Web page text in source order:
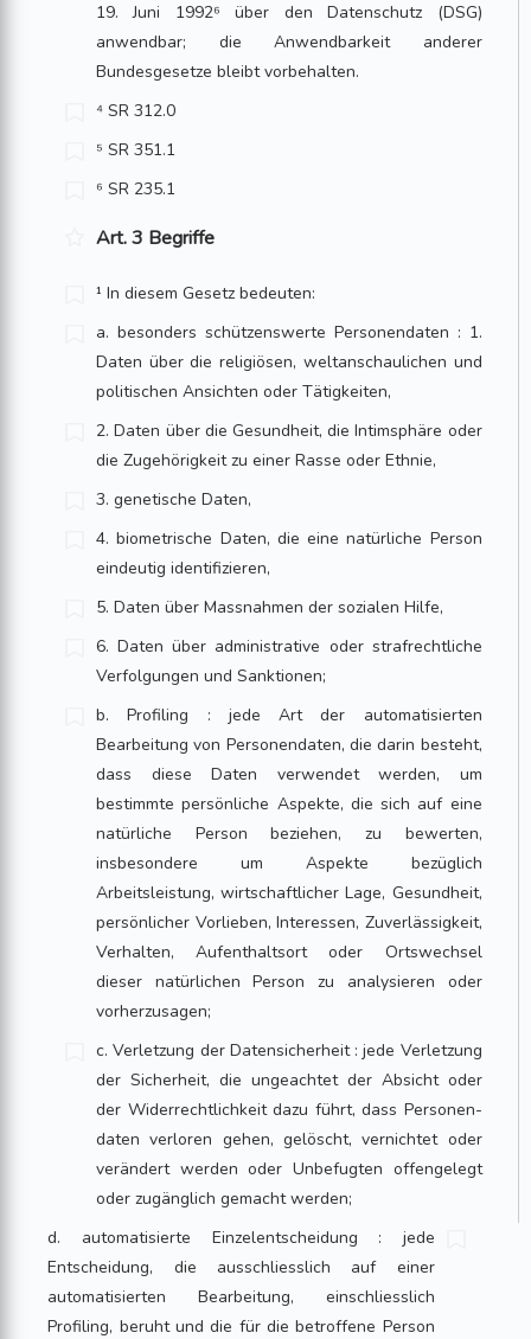
19. Juni 1992⁶ über den Datenschutz (DSG)
anwendbar; die Anwendbarkeit anderer
Bundesgesetze bleibt vorbehalten.
⁴ SR 312.0
⁵ SR 351.1
⁶ SR 235.1
Art. 3 Begriffe
¹ In diesem Gesetz bedeuten:
a. besonders schützenswerte Personendaten : 1.
Daten über die religiösen, weltanschau­lichen und
politischen Ansichten oder Tätigkeiten,
2. Daten über die Gesundheit, die Intimsphäre oder
die Zugehörigkeit zu einer Rasse oder Ethnie,
3. genetische Daten,
4. biometrische Daten, die eine natürliche Person
eindeutig identifizieren,
5. Daten über Massnahmen der sozialen Hilfe,
6. Daten über administrative oder straf­rechtliche
Verfolgungen und Sanktionen;
b. Profiling : jede Art der automatisier­ten
Bearbeitung von Personendaten, die darin besteht,
dass diese Daten verwendet werden, um
bestimmte per­sönliche Aspekte, die sich auf eine
na­türliche Person beziehen, zu bewerten,
insbesondere um Aspekte bezüglich
Arbeitsleistung, wirtschaftlicher Lage, Gesundheit,
persönlicher Vorlieben, Interessen, Zuverlässigkeit,
Verhalten, Aufenthaltsort oder Ortswechsel
dieser natürlichen Person zu analysieren oder
vorherzusagen;
c. Verletzung der Datensicherheit : jede Verletzung
der Sicherheit, die ungeachtet der Absicht oder
der Widerrechtlichkeit dazu führt, dass Personen­
daten verloren gehen, gelöscht, vernichtet oder
verändert werden oder Unbefugten offengelegt
oder zugänglich gemacht werden;
d. automatisierte Einzelentscheidung : jede
Entscheidung, die ausschliesslich auf einer
automatisierten Bearbeitung, einschliesslich
Profiling, beruht und die für die betroffene Person